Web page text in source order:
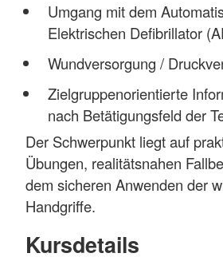
Umgang mit dem
Elektrischen Defibrillator
Wundversorgung /
Zielgruppenorientierte
nach Betätigungsfeld der
Der Schwerpunkt liegt auf
Übungen, realitätsnahen
dem sicheren Anwenden der
Handgriffe.
Kursdetails